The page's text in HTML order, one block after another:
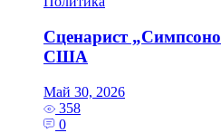
Сценарист
США
Май 30, 2026
358
0